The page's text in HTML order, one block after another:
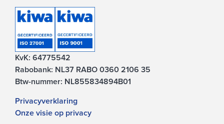
KvK: 64775542
Rabobank: NL37 RABO 0360 2106 35
Btw-nummer: NL855834894B01
Privacyverklaring
Onze visie op privacy